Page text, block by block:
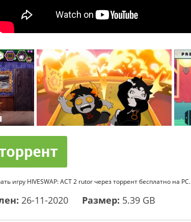
игру HIVESWAP: ACT 2 rutor через торрент бесплатно на PC.
26-11-2020 Размер: 5.39 GB